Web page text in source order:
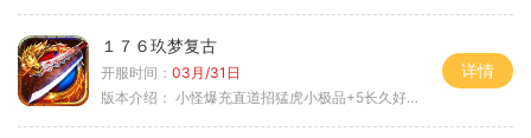
１７６玖梦复古
开服时间： 03月/31日
版本介绍： 小怪爆充直道招猛虎小极品+5长久好玩
详情